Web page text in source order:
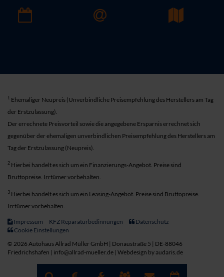
1 Ehemaliger Neupreis (Unverbindliche Preisempfehlung des Herstellers am Tag
der Erstzulassung).
Der errechnete Preisvorteil sowie die angegebene Ersparnis errechnet sich
gegenüber der ehemaligen unverbindlichen Preisempfehlung des Herstellers am
Tag der Erstzulassung (Neupreis).
2 Hierbei handelt es sich um ein Finanzierungs-Angebot. Preise sind
Bruttopreise. Irrtümer vorbehalten.
3 Hierbei handelt es sich um ein Leasing-Angebot. Preise sind Bruttopreise.
Irrtümer vorbehalten.
Impressum KFZ Reparaturbedinnungen
Datenschutz
Cookie Einstellungen
© 2026 Autohaus Allrad Müller GmbH | Donaustraße 5 | DE-88046
Friedrichshafen | info@allrad-mueller.de | Webdesign by audaris.de